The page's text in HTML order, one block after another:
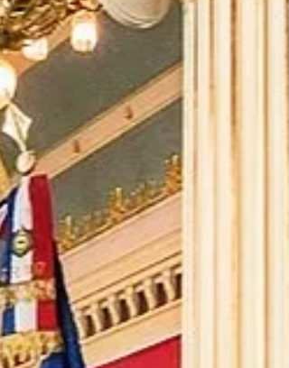
Une traversée des
Alpes en skis
Cet article est extrait de Zélie n°86 - Eté
2023, à télécharger gratuitement. Quatre
hivers de suite, l’écrivain voyageur Sylvain
Tesson...